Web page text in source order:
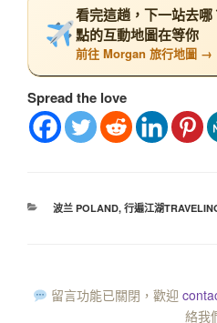
看完這趟，下一站去
點的互動地圖在等你
前往 Morgan 旅行地圖 →
Spread the love
波兰 POLAND, 行遍江湖
留言功能已關閉，歡迎
絡我